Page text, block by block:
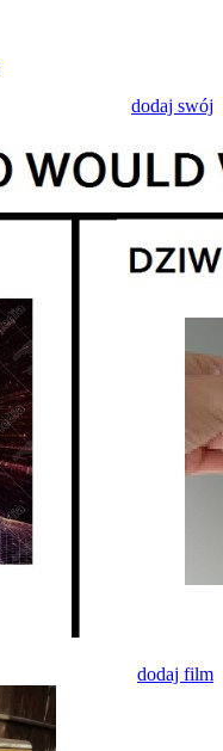
dodaj swój
dodaj film